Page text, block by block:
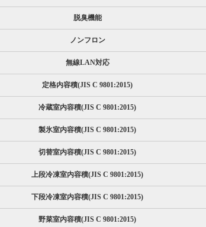
脱臭機能
ノンフロン
無線LAN対応
定格内容積(JIS C 9801:2015)
冷蔵室内容積(JIS C 9801:2015)
製氷室内容積(JIS C 9801:2015)
切替室内容積(JIS C 9801:2015)
上段冷凍室内容積(JIS C 9801:2015)
下段冷凍室内容積(JIS C 9801:2015)
野菜室内容積(JIS C 9801:2015)